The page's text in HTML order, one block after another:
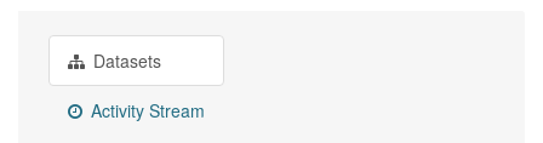
Datasets
Activity Stream